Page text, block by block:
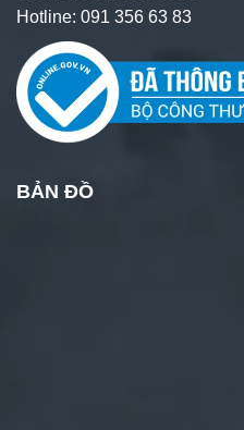
Hotline: 091 356 63 83
BẢN ĐỒ